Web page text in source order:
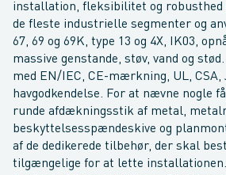
installation, fleksibilitet og robusthed
de fleste industrielle segmenter og
67, 69 og 69K, type 13 og 4X, IK03,
massive genstande, støv, vand og
med EN/IEC, CE-mærkning, UL, CSA,
havgodkendelse. For at nævne nogle
runde afdækningsstik af metal,
beskyttelsesspændeskive og
af de dedikerede tilbehør, der skal
tilgængelige for at lette